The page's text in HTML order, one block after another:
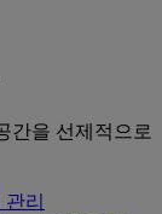
간을 선제적으로
리